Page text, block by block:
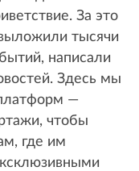
За это
тысячи
написали
Здесь мы
—
чтобы
где им